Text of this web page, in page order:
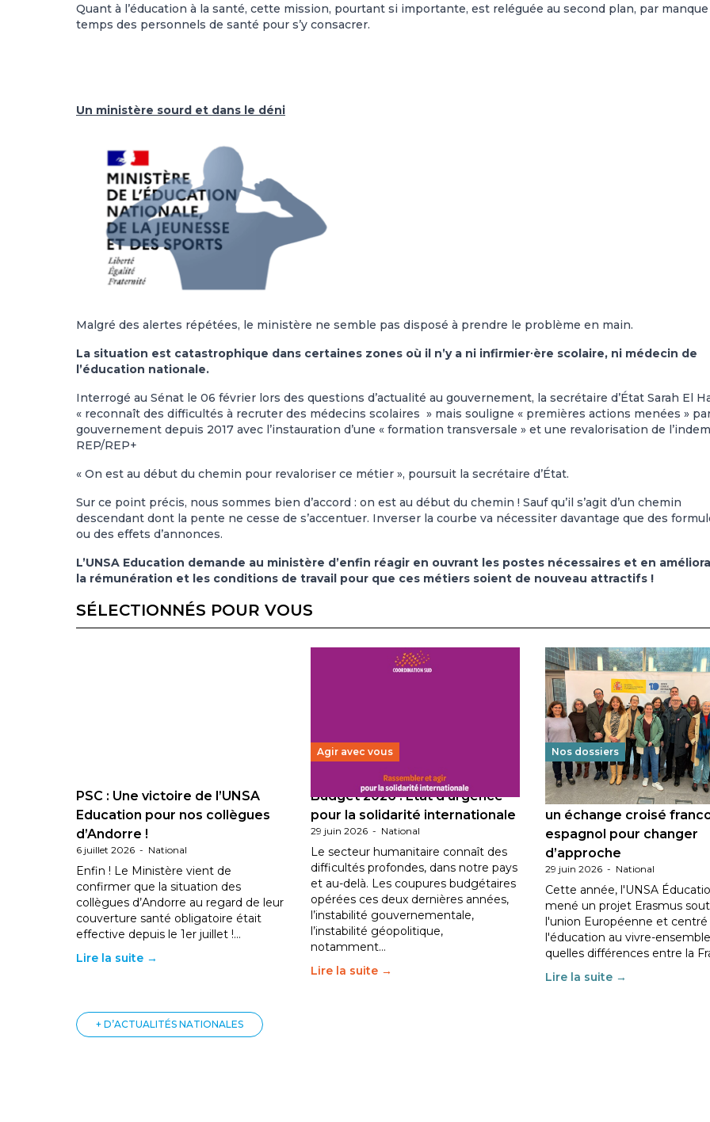
Quant à l’éducation à la santé, cette mission, pourtant si importante, est reléguée au second plan, par
temps des personnels de santé pour s’y consacrer.
Un ministère sourd et dans le déni
Malgré des alertes répétées, le ministère ne semble pas disposé à prendre le problème en main.
La situation est catastrophique dans certaines zones où il n’y a ni infirmier∙ère scolaire, ni médecin de
l’éducation nationale.
Interrogé au Sénat le 06 février lors des questions d’actualité au gouvernement, la secrétaire d’État Sarah El
« reconnaît des difficultés à recruter des médecins scolaires » mais souligne « premières actions menées »
gouvernement depuis 2017 avec l’instauration d’une « formation transversale » et une revalorisation de
REP/REP+
« On est au début du chemin pour revaloriser ce métier », poursuit la secrétaire d’État.
Sur ce point précis, nous sommes bien d’accord : on est au début du chemin ! Sauf qu’il s’agit d’un chemin
descendant dont la pente ne cesse de s’accentuer. Inverser la courbe va nécessiter davantage que des
ou des effets d’annonces.
L’UNSA Education demande au ministère d’enfin réagir en ouvrant les postes nécessaires et en
la rémunération et les conditions de travail pour que ces métiers soient de nouveau attractifs !
SÉLECTIONNÉS POUR VOUS
PSC : Une victoire de l’UNSA
Education pour nos collègues
d’Andorre !
6 juillet 2026 - National
Enfin ! Le Ministère vient de
confirmer que la situation des
collègues d’Andorre au regard de leur
couverture santé obligatoire était
effective depuis le 1er juillet !…
Lire la suite →
Agir avec vous
Budget 2026 : État d’urgence
pour la solidarité internationale
29 juin 2026 - National
Le secteur humanitaire connaît des
difficultés profondes, dans notre pays
et au-delà. Les coupures budgétaires
opérées ces deux dernières années,
l’instabilité gouvernementale,
l’instabilité géopolitique,
notamment…
Lire la suite →
Nos dossiers
Éducation au vivre-
un échange croisé
espagnol pour changer
d’approche
29 juin 2026 - National
Cette année, l'UNSA
mené un projet Erasmus
l'union Européenne et centré
l'éducation au vivre-
quelles différences entre la
Lire la suite →
+ D’ACTUALITÉS NATIONALES